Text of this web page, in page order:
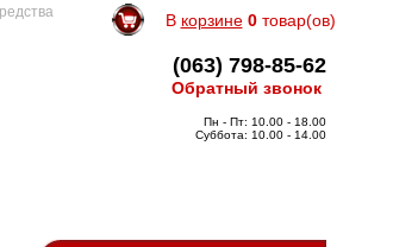
В корзине 0товар(ов)
(063) 798-85-62
Обратный звонок
Пн - Пт: 10.00 - 18.00
Суббота: 10.00 - 14.00